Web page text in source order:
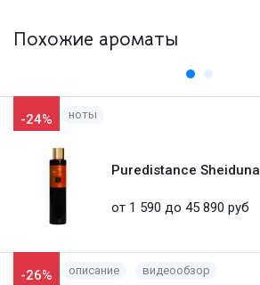
Похожие ароматы
-24% ноты
Puredistance Sheiduna
от 1 590 до 45 890 руб
-26% описание видеообзор